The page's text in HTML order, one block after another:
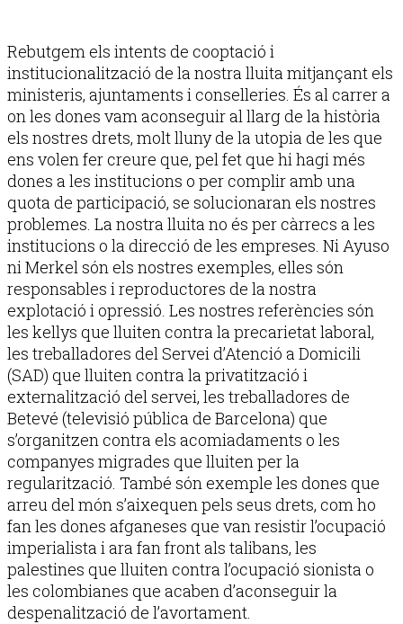
Rebutgem els intents de cooptació i
institucionalització de la nostra lluita mitjançant els
ministeris, ajuntaments i conselleries. És al carrer a
on les dones vam aconseguir al llarg de la història
els nostres drets, molt lluny de la utopia de les que
ens volen fer creure que, pel fet que hi hagi més
dones a les institucions o per complir amb una
quota de participació, se solucionaran els nostres
problemes. La nostra lluita no és per càrrecs a les
institucions o la direcció de les empreses. Ni Ayuso
ni Merkel són els nostres exemples, elles són
responsables i reproductores de la nostra
explotació i opressió. Les nostres referències són
les kellys que lluiten contra la precarietat laboral,
les treballadores del Servei d’Atenció a Domicili
(SAD) que lluiten contra la privatització i
externalització del servei, les treballadores de
Betevé (televisió pública de Barcelona) que
s’organitzen contra els acomiadaments o les
companyes migrades que lluiten per la
regularització. També són exemple les dones que
arreu del món s’aixequen pels seus drets, com ho
fan les dones afganeses que van resistir l’ocupació
imperialista i ara fan front als talibans, les
palestines que lluiten contra l’ocupació sionista o
les colombianes que acaben d’aconseguir la
despenalització de l’avortament.